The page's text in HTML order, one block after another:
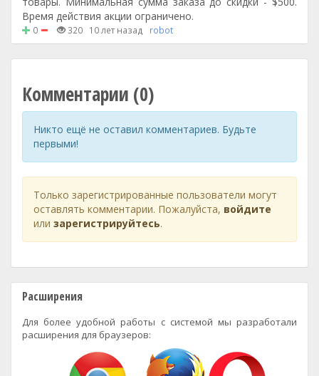
Время действия акции ограничено.
0 320 10 лет назад robot
Комментарии (0)
Никто ещё не оставил комментариев. Будьте
первыми!
Только зарегистрированные пользователи могут
оставлять комментарии. Пожалуйста, войдите
или зарегистрируйтесь.
Расширения
Для более удобной работы с системой мы разработали
расширения для браузеров: